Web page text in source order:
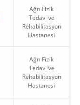
Ağrı Fizik
Tedavi ve
Rehabilitasyon
Hastanesi
Ağrı Fizik
Tedavi ve
Rehabilitasyon
Hastanesi